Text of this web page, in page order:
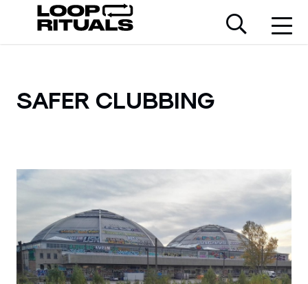
SAFER CLUBBING